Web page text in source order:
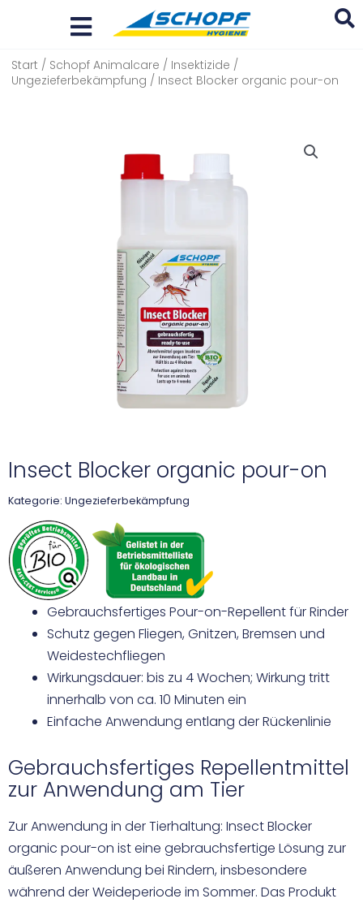
springen
Search
...
Start / Schopf Animalcare / Insektizide /
Ungezieferbekämpfung / Insect Blocker organic pour-on
Insect Blocker organic pour-on
Kategorie: Ungezieferbekämpfung
Gebrauchsfertiges Pour-on-Repellent für Rinder
Schutz gegen Fliegen, Gnitzen, Bremsen und
Weidestechfliegen
Wirkungsdauer: bis zu 4 Wochen; Wirkung tritt
innerhalb von ca. 10 Minuten ein
Einfache Anwendung entlang der Rückenlinie
Gebrauchsfertiges Repellentmittel
zur Anwendung am Tier
Zur Anwendung in der Tierhaltung: Insect Blocker
organic pour-on ist eine gebrauchsfertige Lösung zur
äußeren Anwendung bei Rindern, insbesondere
während der Weideperiode im Sommer. Das Produkt